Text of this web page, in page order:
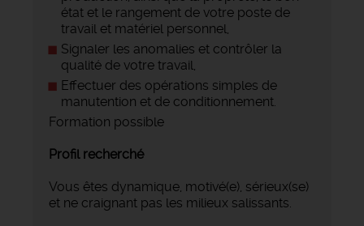
état et le rangement de votre poste de
travail et matériel personnel,
Signaler les anomalies et contrôler la
qualité de votre travail,
Effectuer des opérations simples de
manutention et de conditionnement.
Formation possible
Profil recherché
Vous êtes dynamique, motivé(e), sérieux(se)
et ne craignant pas les milieux salissants.